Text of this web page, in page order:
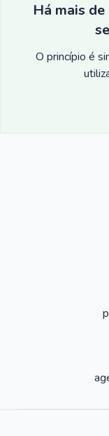
Há mais
O princípio é